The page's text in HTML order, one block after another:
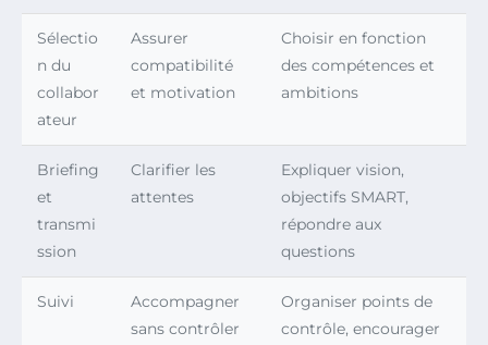
Sélectio
n du
collabor
ateur
Assurer
compatibilité
et motivation
Choisir en fonction
des compétences et
ambitions
Briefing
et
transmi
ssion
Clarifier les
attentes
Expliquer vision,
objectifs SMART,
répondre aux
questions
Suivi
Accompagner
sans contrôler
Organiser points de
contrôle, encourager